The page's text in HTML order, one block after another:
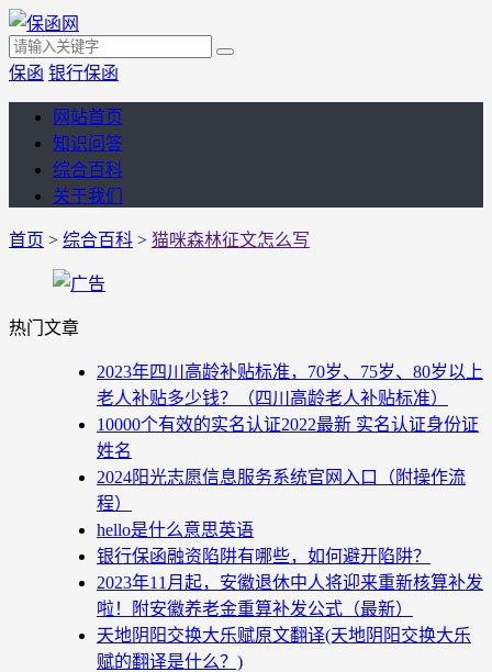
保函 银行保函
网站首页
知识问答
综合百科
关于我们
首页 > 综合百科 > 猫咪森林征文怎么写
热门文章
2023年四川高龄补贴标准，70岁、75岁、80岁以上
老人补贴多少钱？（四川高龄老人补贴标准）
10000个有效的实名认证2022最新 实名认证身份证
姓名
2024阳光志愿信息服务系统官网入口（附操作流
程）
hello是什么意思英语
银行保函融资陷阱有哪些，如何避开陷阱？
2023年11月起，安徽退休中人将迎来重新核算补发
啦！附安徽养老金重算补发公式（最新）
天地阴阳交换大乐赋原文翻译(天地阴阳交换大乐
赋的翻译是什么？)